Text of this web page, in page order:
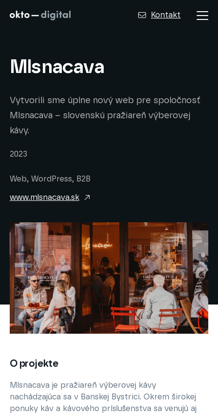
Kontakt
Mlsnacava
Vytvorili sme úplne nový web pre spoločnosť
Mlsnacava – slovenskú pražiareň výberovej
kávy.
2023
Web, WordPress, B2B
www.mlsnacava.sk
O projekte
Mlsnacava je pražiareň výberovej kávy
nachádzajúca sa v Banskej Bystrici. Okrem širokej
ponuky káv a kávového príslušenstva sa venujú aj